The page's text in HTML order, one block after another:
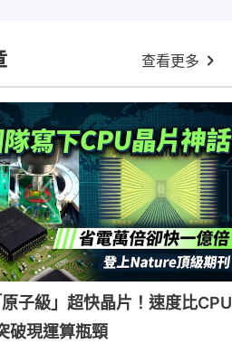
查看更多
子級」超快晶片！速度比CPU
現運算瓶頸